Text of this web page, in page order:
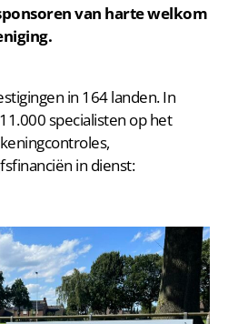
van harte welkom
in 164 landen. In
specialisten op het
in dienst: